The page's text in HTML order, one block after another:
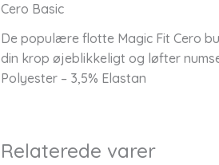
Cero Basic
De populære flotte Magic Fit Cero
din krop øjeblikkeligt og løfter
Polyester – 3,5% Elastan
Relaterede varer